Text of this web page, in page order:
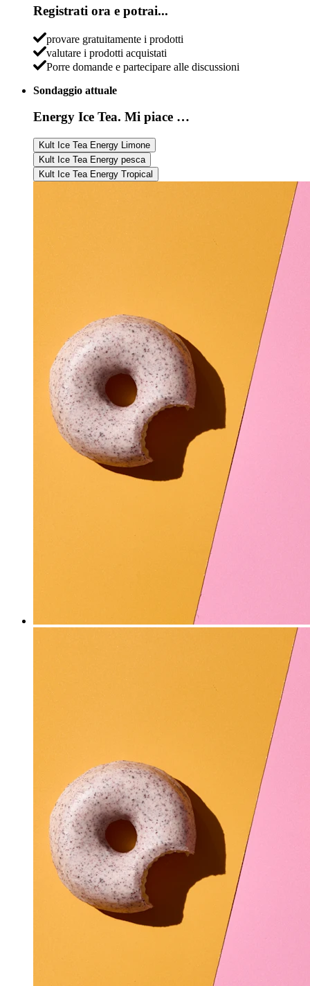
Registrati ora e potrai...
provare gratuitamente i prodotti
valutare i prodotti acquistati
Porre domande e partecipare alle discussioni
Sondaggio attuale
Energy Ice Tea. Mi piace …
Kult Ice Tea Energy Limone
Kult Ice Tea Energy pesca
Kult Ice Tea Energy Tropical